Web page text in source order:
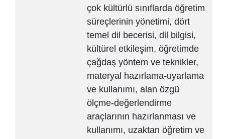
çok kültürlü sınıflarda öğretim
süreçlerinin yönetimi, dört
temel dil becerisi, dil bilgisi,
kültürel etkileşim, öğretimde
çağdaş yöntem ve teknikler,
materyal hazırlama-uyarlama
ve kullanımı, alan özgü
ölçme-değerlendirme
araçlarının hazırlanması ve
kullanımı, uzaktan öğretim ve